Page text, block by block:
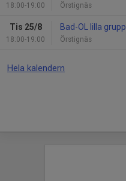
18:00-19:00 Örstignäs
Tis 25/8
18:00-19:00
Bad-OL lilla
Örstignäs
Hela kalendern